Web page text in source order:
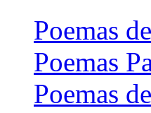
Poemas
Poemas
Poemas